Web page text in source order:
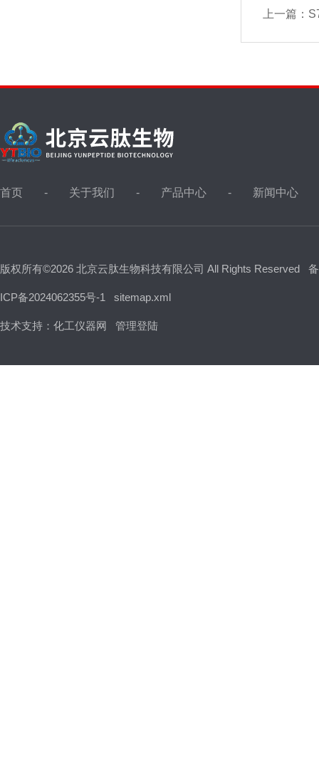
上一篇：
首页 关于我们 产品中心 新闻中心
版权所有©2026 北京云肽生物科技有限公司 All Rights Reserved
ICP备2024062355号-1 sitemap.xml
技术支持： 化工仪器网 管理登陆